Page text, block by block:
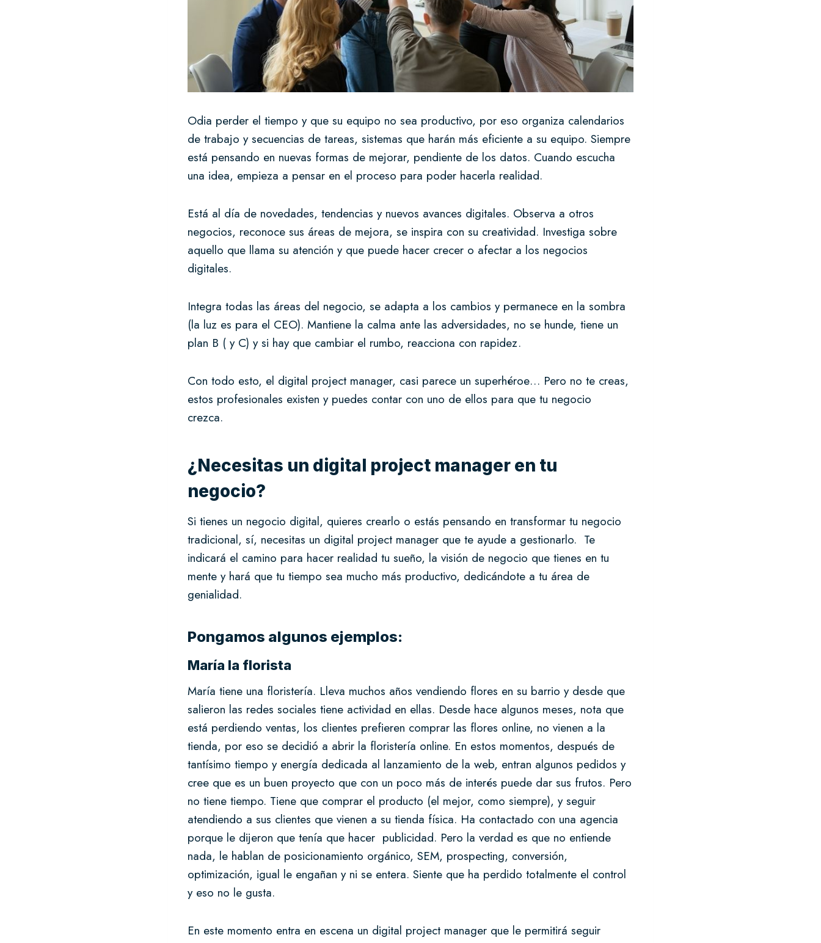
Odia perder el tiempo y que su equipo no sea productivo, por eso organiza calendarios
de trabajo y secuencias de tareas, sistemas que harán más eficiente a su equipo. Siempre
está pensando en nuevas formas de mejorar, pendiente de los datos. Cuando escucha
una idea, empieza a pensar en el proceso para poder hacerla realidad.
Está al día de novedades, tendencias y nuevos avances digitales. Observa a otros
negocios, reconoce sus áreas de mejora, se inspira con su creatividad. Investiga sobre
aquello que llama su atención y que puede hacer crecer o afectar a los negocios
digitales.
Integra todas las áreas del negocio, se adapta a los cambios y permanece en la sombra
(la luz es para el CEO). Mantiene la calma ante las adversidades, no se hunde, tiene un
plan B ( y C) y si hay que cambiar el rumbo, reacciona con rapidez.
Con todo esto, el digital project manager, casi parece un superhéroe… Pero no te creas,
estos profesionales existen y puedes contar con uno de ellos para que tu negocio
crezca.
¿Necesitas un digital project manager en tu
negocio?
Si tienes un negocio digital, quieres crearlo o estás pensando en transformar tu negocio
tradicional, sí, necesitas un digital project manager que te ayude a gestionarlo. Te
indicará el camino para hacer realidad tu sueño, la visión de negocio que tienes en tu
mente y hará que tu tiempo sea mucho más productivo, dedicándote a tu área de
genialidad.
Pongamos algunos ejemplos:
María la florista
María tiene una floristería. Lleva muchos años vendiendo flores en su barrio y desde que
salieron las redes sociales tiene actividad en ellas. Desde hace algunos meses, nota que
está perdiendo ventas, los clientes prefieren comprar las flores online, no vienen a la
tienda, por eso se decidió a abrir la floristería online. En estos momentos, después de
tantísimo tiempo y energía dedicada al lanzamiento de la web, entran algunos pedidos y
cree que es un buen proyecto que con un poco más de interés puede dar sus frutos. Pero
no tiene tiempo. Tiene que comprar el producto (el mejor, como siempre), y seguir
atendiendo a sus clientes que vienen a su tienda física. Ha contactado con una agencia
porque le dijeron que tenía que hacer publicidad. Pero la verdad es que no entiende
nada, le hablan de posicionamiento orgánico, SEM, prospecting, conversión,
optimización, igual le engañan y ni se entera. Siente que ha perdido totalmente el control
y eso no le gusta.
En este momento entra en escena un digital project manager que le permitirá seguir